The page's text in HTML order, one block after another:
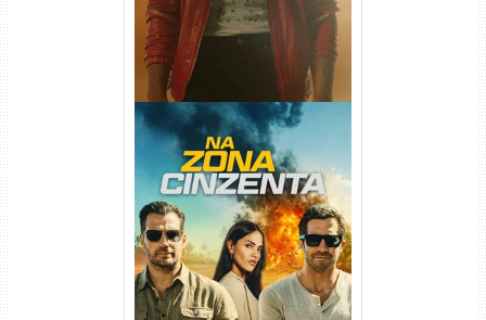
Na Zona Cinzenta Torrent
(2026) WEB-DL 1080p/4K
Dual Áudio